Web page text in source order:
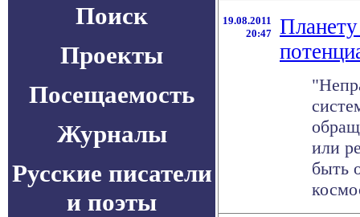
Поиск
Проекты
Посещаемость
Журналы
Русские писатели
и поэты
19.08.2011
20:47
или
быть